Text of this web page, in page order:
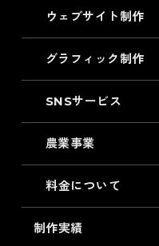
ウェブサイト制作
グラフィック制作
SNSサービス
農業事業
料金について
制作実績